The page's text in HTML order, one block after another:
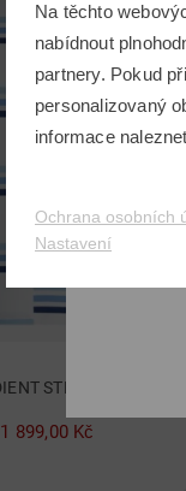
1 899,00 Kč
Na těchto
nabídnout
partnery. Pokud
personalizovaný
informace
Ochrana osobních
Nastavení